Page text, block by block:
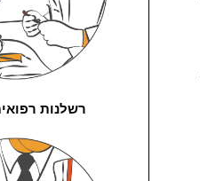
רשלנות